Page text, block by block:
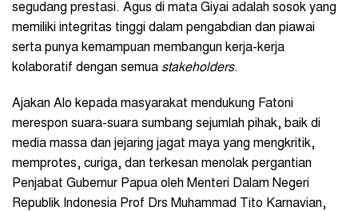
segudang prestasi. Agus di mata Giyai adalah sosok yang
memiliki integritas tinggi dalam pengabdian dan piawai
serta punya kemampuan membangun kerja-kerja
kolaboratif dengan semua stakeholders.
Ajakan Alo kepada masyarakat mendukung Fatoni
merespon suara-suara sumbang sejumlah pihak, baik di
media massa dan jejaring jagat maya yang mengkritik,
memprotes, curiga, dan terkesan menolak pergantian
Penjabat Gubernur Papua oleh Menteri Dalam Negeri
Republik Indonesia Prof Drs Muhammad Tito Karnavian,